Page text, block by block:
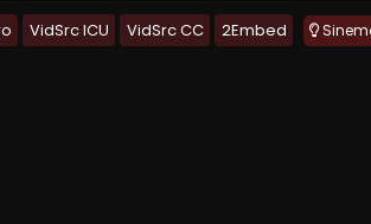
VidSrc ICU VidSrc CC
2Embed